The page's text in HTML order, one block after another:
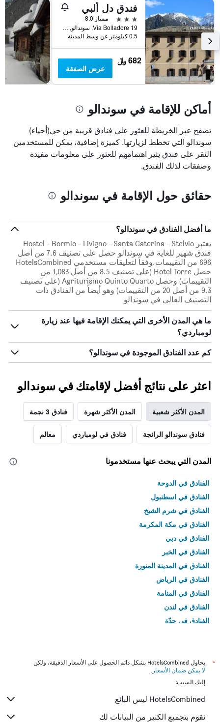
فندق دل ألبي
3 نجوم
ممتاز 8.0
Via Bolladore 19, سوندالو, مقاطعة سوندريو, إيطاليا
0.5 كيلومتر عن وسط المدينة
682 ﷼
عرض الصفقة
أماكن للإقامة في سوندالو
تصفح عبر الخريطة للعثور على فنادق قريبة من حي(أحياء)
سوندالو التي تخطط لزيارتها. كميزة إضافية، يمكن للمستخدمين
النقر على فندق يثير اهتمامهم للعثور على معلومات مفيدة
وصفقات لذلك الفندق.
حقائق حول الإقامة في سوندالو
ما أفضل الفنادق في سوندالو؟
يعتبر Hostel - Bormio - Livigno - Santa Caterina - Stelvio
فندق شهير للغاية في سوندالو حصل على تصنيف 7.6 من أصل
696 من التقييمات.وفقاً لتعليقات مستخدمي HotelsCombined
حصل Hotel Torre (على تصنيف 8.5 من أصل 1,083 من
التقييمات) وحصل Agriturismo Quinto Quarto (على تصنيف
9.3 من أصل 20 من التقييمات) وهو أيضاً من الفنادق ذات
التصنيف العالي في سوندالو
ما هي المدن الأخرى التي يمكنك الإقامة فيها عند زيارة
لومباردي؟
كم عدد الفنادق الموجودة في سوندالو؟
اعثر على نتائج أفضل لإقامتك في سوندالو
المدن الأكثر شعبية المدن الأكثر شهرة فنادق 3 نجمة
فنادق سوندالو الرائجة فنادق في لومباردي معالم
المدن التي يبحث عنها مستخدمونا
الفنادق في الدوحة
الفنادق في اسطنبول
الفنادق في شرم الشيخ
الفنادق في مكة المكرمة
الفنادق في دبي
الفنادق في الخبر
الفنادق في المدينة المنورة
الفنادق في الرياض
الفنادق في المنامة
الفنادق في لندن
الفنادق في جدّة
*
يحاول HotelsCombined بشكل دائم الحصول على الأسعار الدقيقة، ولكن
لا يمكن ضمان الأسعار .
إليك السبب:
HotelsCombined ليس البائع
نقوم بتجميع الكثير من البيانات لك